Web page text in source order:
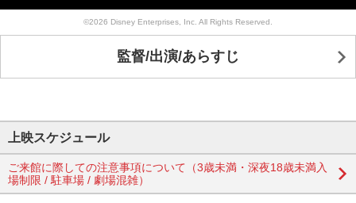
©2026 Disney Enterprises, Inc. All Rights Reserved.
監督/出演/あらすじ
上映スケジュール
ご来館に際しての注意事項について（3歳未満・深夜18歳未満入
場制限 / 駐車場 / 劇場混雑）